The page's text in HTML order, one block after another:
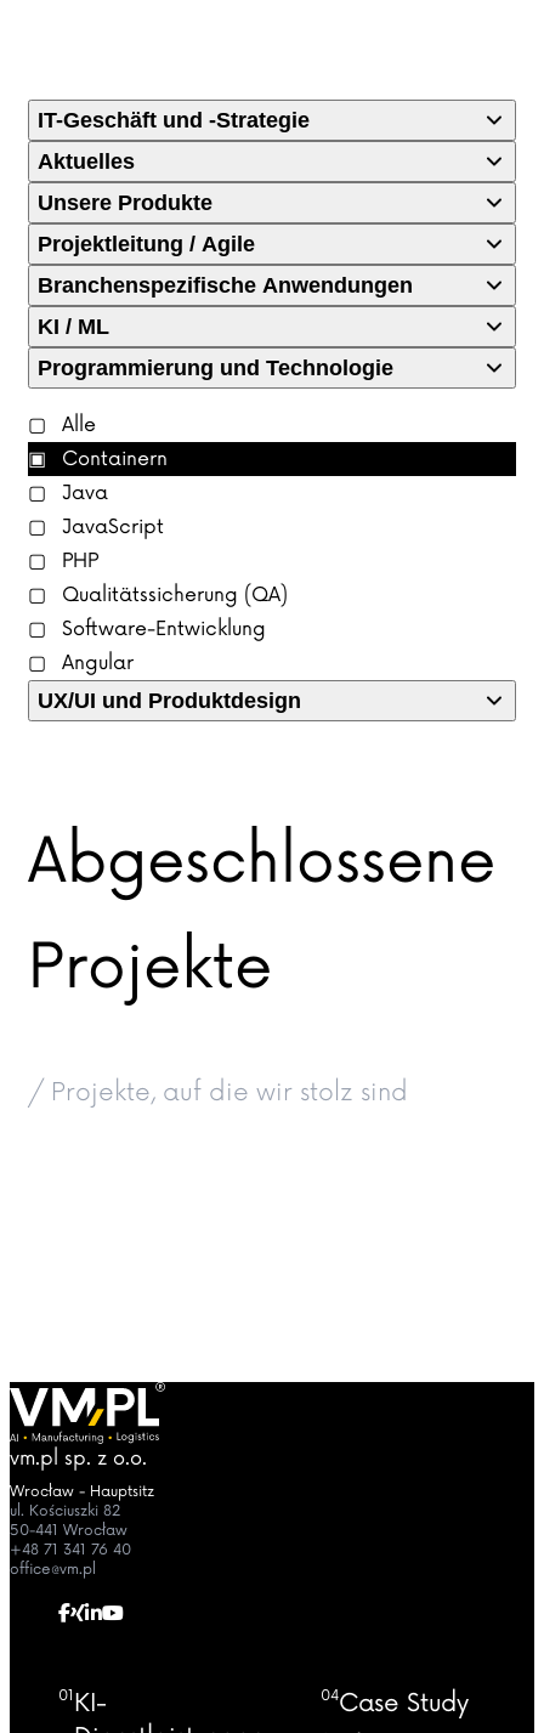
IT-Geschäft und -Strategie
Aktuelles
Unsere Produkte
Projektleitung / Agile
Branchenspezifische Anwendungen
KI / ML
Programmierung und Technologie
Alle
Containern
Java
JavaScript
PHP
Qualitätssicherung (QA)
Software-Entwicklung
Angular
UX/UI und Produktdesign
Abgeschlossene
Projekte
/ Projekte, auf die wir stolz sind
vm.pl sp. z o.o.
Wrocław - Hauptsitz
ul. Kościuszki 82
50-441 Wrocław
+48 71 341 76 40
office@vm.pl
01 KI-
04Case Study